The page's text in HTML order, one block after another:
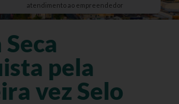
atendimento ao empreendedor
pela
vez Selo